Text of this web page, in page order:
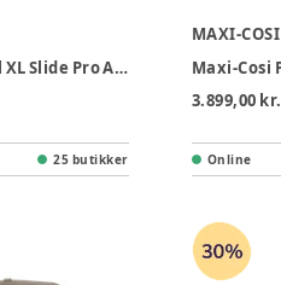
Maxi-Cosi Pearl XL Slide Pro Autostol - Authentic Black
25 butikker
MAXI-COSI
3.899,00 kr.
Online